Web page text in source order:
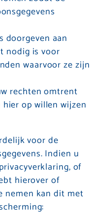
doorgeven aan
nodig is voor
waarvoor ze zijn
rechten omtrent
hier op willen wijzen
voor de
Indien u
of
hierover of
nemen kan dit met